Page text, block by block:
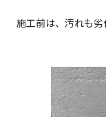
施工前は、汚れも劣